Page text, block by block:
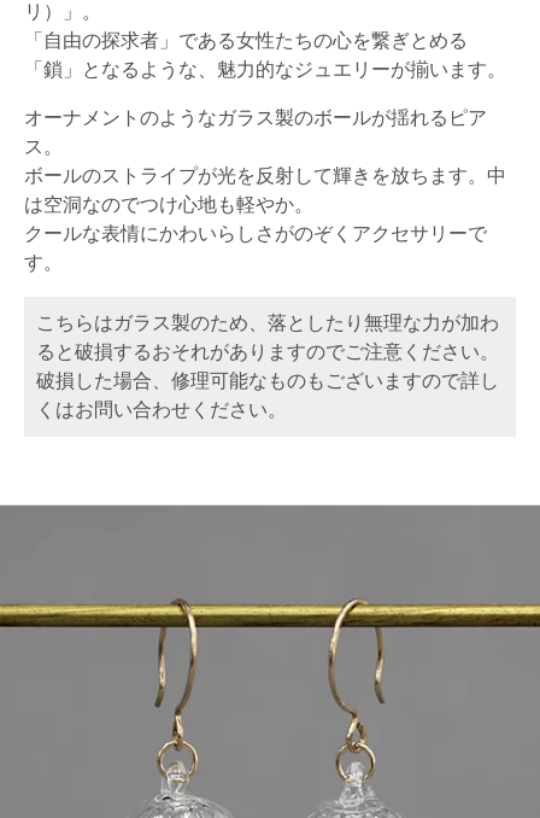
リ）」。
「自由の探求者」である女性たちの心を繋ぎとめる
「鎖」となるような、魅力的なジュエリーが揃います。
オーナメントのようなガラス製のボールが揺れるピア
ス。
ボールのストライプが光を反射して輝きを放ちます。中
は空洞なのでつけ心地も軽やか。
クールな表情にかわいらしさがのぞくアクセサリーで
す。
こちらはガラス製のため、落としたり無理な力が加わ
ると破損するおそれがありますのでご注意ください。
破損した場合、修理可能なものもございますので詳し
くはお問い合わせください。